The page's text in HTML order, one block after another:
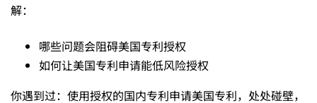
克
服
解：
哪些问题会阻碍美国专利授权
如何让美国专利申请能低风险授权
你遇到过：使用授权的国内专利申请美国专利，处处碰壁，